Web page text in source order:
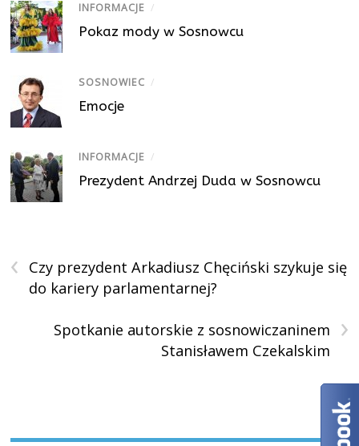
INFORMACJE /
Pokaz mody w Sosnowcu
SOSNOWIEC /
Emocje
INFORMACJE /
Prezydent Andrzej Duda w Sosnowcu
‹
Czy prezydent Arkadiusz Chęciński szykuje się
do kariery parlamentarnej?
›
Spotkanie autorskie z sosnowiczaninem
Stanisławem Czekalskim